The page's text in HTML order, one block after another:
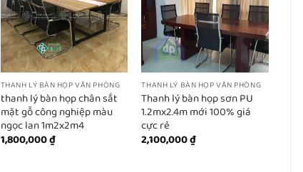
THANH LÝ BÀN HỌP VĂN PHÒNG
thanh lý bàn họp chân sắt
mặt gỗ công nghiệp màu
ngọc lan 1m2x2m4
1,800,000₫
THANH LÝ BÀN HỌP VĂN PHÒNG
Thanh lý bàn họp sơn PU
1.2mx2.4m mới 100% giá
cực rẻ
2,100,000₫